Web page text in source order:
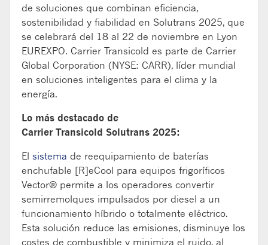
de soluciones que combinan eficiencia,
sostenibilidad y fiabilidad en Solutrans 2025, que
se celebrará del 18 al 22 de noviembre en Lyon
EUREXPO. Carrier Transicold es parte de Carrier
Global Corporation (NYSE: CARR), líder mundial
en soluciones inteligentes para el clima y la
energía.
Lo más destacado de
Carrier Transicold Solutrans 2025:
El sistema de reequipamiento de baterías
enchufable [R]eCool para equipos frigoríficos
Vector® permite a los operadores convertir
semirremolques impulsados por diesel a un
funcionamiento híbrido o totalmente eléctrico.
Esta solución reduce las emisiones, disminuye los
costes de combustible y minimiza el ruido, al